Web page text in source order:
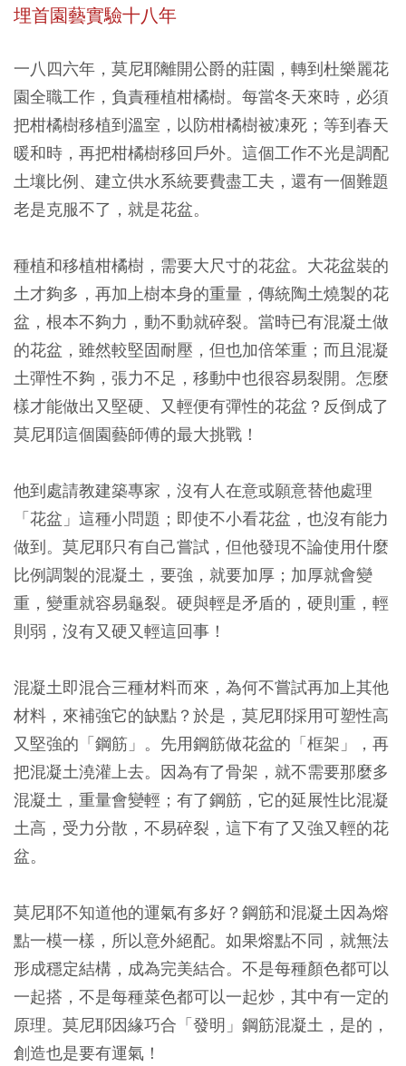
埋首園藝實驗十八年
一八四六年，莫尼耶離開公爵的莊園，轉到杜樂麗花
園全職工作，負責種植柑橘樹。每當冬天來時，必須
把柑橘樹移植到溫室，以防柑橘樹被凍死；等到春天
暖和時，再把柑橘樹移回戶外。這個工作不光是調配
土壤比例、建立供水系統要費盡工夫，還有一個難題
老是克服不了，就是花盆。
種植和移植柑橘樹，需要大尺寸的花盆。大花盆裝的
土才夠多，再加上樹本身的重量，傳統陶土燒製的花
盆，根本不夠力，動不動就碎裂。當時已有混凝土做
的花盆，雖然較堅固耐壓，但也加倍笨重；而且混凝
土彈性不夠，張力不足，移動中也很容易裂開。怎麼
樣才能做出又堅硬、又輕便有彈性的花盆？反倒成了
莫尼耶這個園藝師傅的最大挑戰！
他到處請教建築專家，沒有人在意或願意替他處理
「花盆」這種小問題；即使不小看花盆，也沒有能力
做到。莫尼耶只有自己嘗試，但他發現不論使用什麼
比例調製的混凝土，要強，就要加厚；加厚就會變
重，變重就容易龜裂。硬與輕是矛盾的，硬則重，輕
則弱，沒有又硬又輕這回事！
混凝土即混合三種材料而來，為何不嘗試再加上其他
材料，來補強它的缺點？於是，莫尼耶採用可塑性高
又堅強的「鋼筋」。先用鋼筋做花盆的「框架」，再
把混凝土澆灌上去。因為有了骨架，就不需要那麼多
混凝土，重量會變輕；有了鋼筋，它的延展性比混凝
土高，受力分散，不易碎裂，這下有了又強又輕的花
盆。
莫尼耶不知道他的運氣有多好？鋼筋和混凝土因為熔
點一模一樣，所以意外絕配。如果熔點不同，就無法
形成穩定結構，成為完美結合。不是每種顏色都可以
一起搭，不是每種菜色都可以一起炒，其中有一定的
原理。莫尼耶因緣巧合「發明」鋼筋混凝土，是的，
創造也是要有運氣！